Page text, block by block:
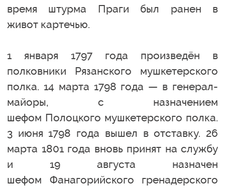
время штурма Праги был ранен в
живот картечью.
1 января 1797 года произведён в
полковники Рязанского мушкетерского
полка. 14 марта 1798 года — в генерал-
майоры, с назначением
шефом Полоцкого мушкетерского полка.
3 июня 1798 года вышел в отставку. 26
марта 1801 года вновь принят на службу
и 19 августа назначен
шефом Фанагорийского гренадерского